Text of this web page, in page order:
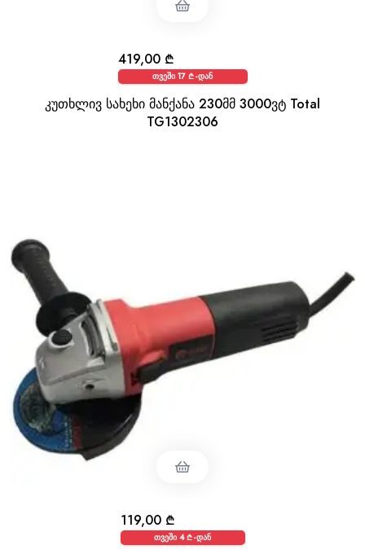
კუთხლივ სახეხი მანქანა 230მმ 3000ვტ Total
TG1302306
419,00 ₾
თვეში 17 ₾-დან
119,00 ₾
თვეში 4 ₾-დან